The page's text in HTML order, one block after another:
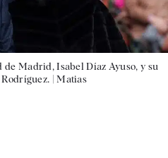
Madrid, Isabel Díaz Ayuso, y su
|Matias